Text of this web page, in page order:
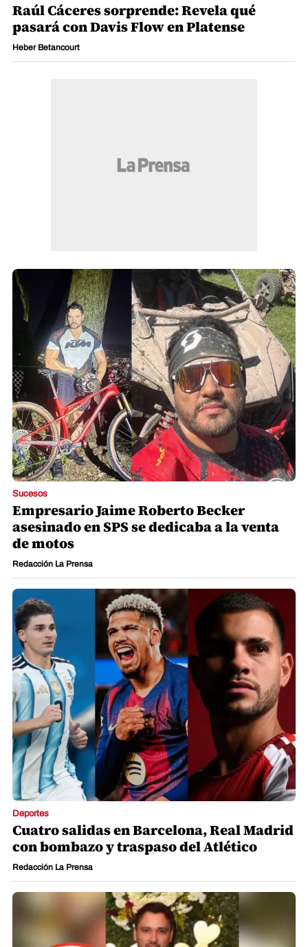
Raúl Cáceres sorprende: Revela qué
pasará con Davis Flow en Platense
Heber Betancourt
Sucesos
Empresario Jaime Roberto Becker
asesinado en SPS se dedicaba a la venta
de motos
Redacción La Prensa
Deportes
Cuatro salidas en Barcelona, Real Madrid
con bombazo y traspaso del Atlético
Redacción La Prensa